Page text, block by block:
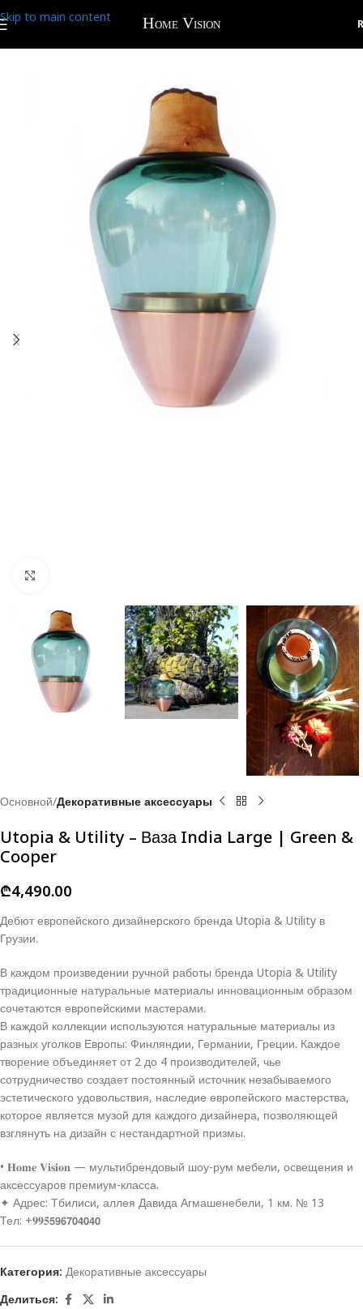
Skip to main content
Основной Декоративные аксессуары
Utopia & Utility – Ваза India Large | Green &
Cooper
₾4,490.00
Дебют европейского дизайнерского бренда Utopia & Utility в
Грузии.
В каждом произведении ручной работы бренда Utopia & Utility
традиционные натуральные материалы инновационным образом
сочетаются европейскими мастерами.
В каждой коллекции используются натуральные материалы из
разных уголков Европы: Финляндии, Германии, Греции. Каждое
творение объединяет от 2 до 4 производителей, чье
сотрудничество создает постоянный источник незабываемого
эстетического удовольствия, наследие европейского мастерства,
которое является музой для каждого дизайнера, позволяющей
взглянуть на дизайн с нестандартной призмы.
• 𝐇𝐨𝐦𝐞 𝐕𝐢𝐬𝐢𝐨𝐧 — мультибрендовый шоу-рум мебели, освещения и
аксессуаров премиум-класса.
✦ Адрес: Тбилиси, аллея Давида Агмашенебели, 1 км. № 13
Тел: +𝟗𝟗𝟓𝟱𝟵𝟲𝟳𝟬𝟰𝟬𝟰𝟬
Категория: Декоративные аксессуары
Делиться: